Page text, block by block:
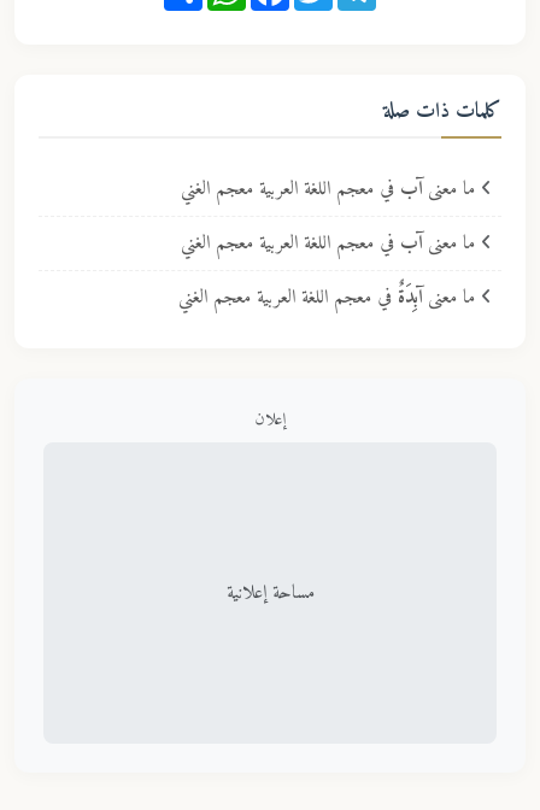
كلمات ذات صلة
ما معنىآب في معجم اللغة العربية معجم الغني
ما معنىآب في معجم اللغة العربية معجم الغني
ما معنىآبِدَةٌ في معجم اللغة العربية معجم الغني
إعلان
مساحة إعلانية